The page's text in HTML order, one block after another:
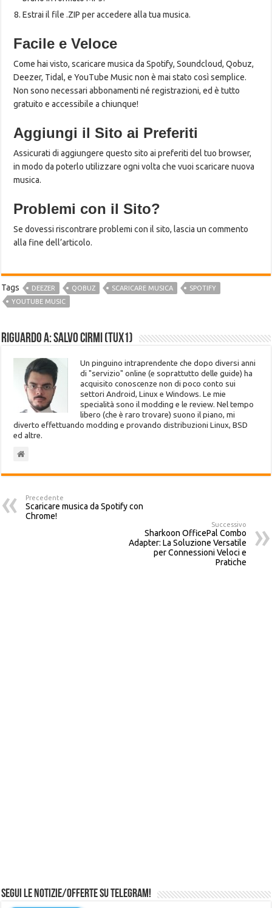
Estrai il file .ZIP per accedere alla tua musica.
Facile e Veloce
Come hai visto, scaricare musica da Spotify, Soundcloud, Qobuz,
Deezer, Tidal, e YouTube Music non è mai stato così semplice.
Non sono necessari abbonamenti né registrazioni, ed è tutto
gratuito e accessibile a chiunque!
Aggiungi il Sito ai Preferiti
Assicurati di aggiungere questo sito ai preferiti del tuo browser,
in modo da poterlo utilizzare ogni volta che vuoi scaricare nuova
musica.
Problemi con il Sito?
Se dovessi riscontrare problemi con il sito, lascia un commento
alla fine dell’articolo.
Tags DEEZER QOBUZ SCARICARE MUSICA
SPOTIFY
YOUTUBE MUSIC
Riguardo a: Salvo Cirmi (Tux1)
Un pinguino intraprendente che dopo diversi anni
di "servizio" online (e soprattutto delle guide) ha
acquisito conoscenze non di poco conto sui
settori Android, Linux e Windows. Le mie
specialità sono il modding e le review. Nel tempo
libero (che è raro trovare) suono il piano, mi
diverto effettuando modding e provando distribuzioni Linux, BSD
ed altre.
Precedente
Scaricare musica da Spotify con
Chrome!
Successivo
Sharkoon OfficePal Combo
Adapter: La Soluzione Versatile
per Connessioni Veloci e
Pratiche
Segui le notizie/offerte su Telegram!